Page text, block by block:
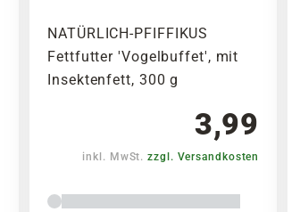
NATÜRLICH-PFIFFIKUS
Fettfutter 'Vogelbuffet', mit
Insektenfett, 300 g
3,99
inkl. MwSt.zzgl. Versandkosten